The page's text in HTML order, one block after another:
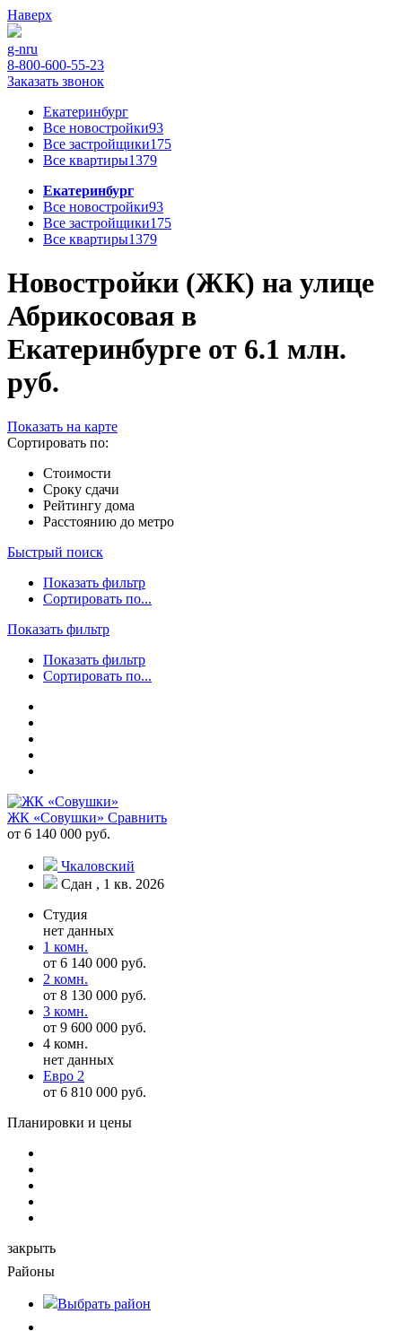
Наверх
g-nru
8-800-600-55-23
Заказать звонок
Екатеринбург
Все новостройки93
Все застройщики175
Все квартиры1379
Екатеринбург
Все новостройки93
Все застройщики175
Все квартиры1379
Новостройки (ЖК) на улице
Абрикосовая в
Екатеринбурге от 6.1 млн.
руб.
Показать на карте
Сортировать по:
Стоимости
Сроку сдачи
Рейтингу дома
Расстоянию до метро
Быстрый поиск
Показать фильтр
Сортировать по...
Показать фильтр
Показать фильтр
Сортировать по...
ЖК «Совушки» Сравнить
от 6 140 000 руб.
Чкаловский
Сдан , 1 кв. 2026
Студия
нет данных
1 комн.
от 6 140 000 руб.
2 комн.
от 8 130 000 руб.
3 комн.
от 9 600 000 руб.
4 комн.
нет данных
Евро 2
от 6 810 000 руб.
Планировки и цены
закрыть
Районы
Выбрать район